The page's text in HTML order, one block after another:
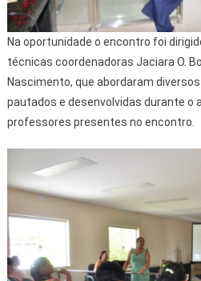
Na oportunidade o encontro foi
técnicas coordenadoras Jaciara O.
Nascimento, que abordaram
pautados e desenvolvidas durante o
professores presentes no encontro.